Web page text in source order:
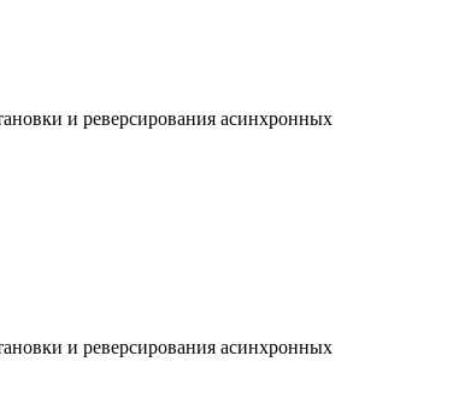
и реверсирования асинхронных
и реверсирования асинхронных